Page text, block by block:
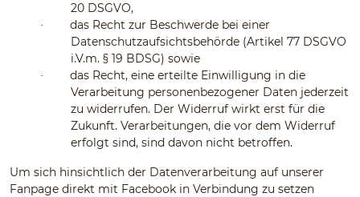
20 DSGVO,
·
das Recht zur Beschwerde bei einer
Datenschutzaufsichtsbehörde (Artikel 77 DSGVO
i.V.m. § 19 BDSG) sowie
·
das Recht, eine erteilte Einwilligung in die
Verarbeitung personenbezogener Daten jederzeit
zu widerrufen. Der Widerruf wirkt erst für die
Zukunft. Verarbeitungen, die vor dem Widerruf
erfolgt sind, sind davon nicht betroffen.
Um sich hinsichtlich der Datenverarbeitung auf unserer
Fanpage direkt mit Facebook in Verbindung zu setzen